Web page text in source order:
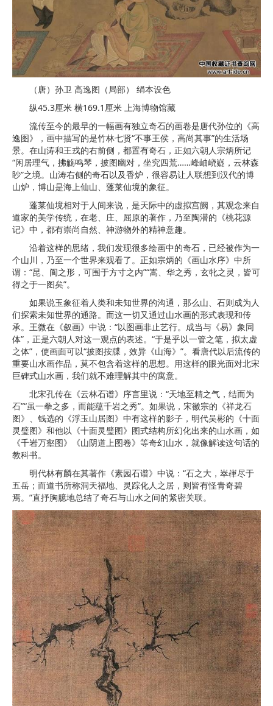
（唐）孙卫 高逸图（局部） 绢本设色
纵45.3厘米 横169.1厘米 上海博物馆藏
流传至今的最早的一幅画有独立奇石的画卷是唐代孙位的《高
逸图》，画中描写的是竹林七贤“不事王侯，高尚其事”的生活场
景。在山涛和王戎的右前侧，都置有奇石，正如六朝人宗炳所记
“闲居理气，拂觞鸣琴，披图幽对，坐究四荒……峰岫峣嶷，云林森
眇”之境。山涛右侧的奇石以及香炉，很容易让人联想到汉代的博
山炉，博山是海上仙山、蓬莱仙境的象征。
蓬莱仙境相对于人间来说，是天际中的虚拟宫阙，其观念来自
道家的美学传统，在老、庄、屈原的著作，乃至陶潜的《桃花源
记》中，都有崇尚自然、神游物外的精神意趣。
沿着这样的思绪，我们发现很多绘画中的奇石，已经被作为一
个山川，乃至一个世界来观看了。正如宗炳的《画山水序》中所
谓：“昆、阆之形，可围于方寸之内”“嵩、华之秀，玄牝之灵，皆可
得之于一图矣”。
如果说玉象征着人类和未知世界的沟通，那么山、石则成为人
们探索未知世界的通路。而这一切又通过山水画的形式表现和传
承。王微在《叙画》中说：“以图画非止艺行。成当与《易》象同
体”，正是六朝人对这一观点的表述。“于是乎以一管之笔，拟太虚
之体”，使画面可以“披图按牒，效异《山海》”。看唐代以后流传的
重要山水画作品，莫不包含着这样的思想。用这样的眼光面对北宋
巨碑式山水画，我们就不难理解其中的寓意。
北宋孔传在《云林石谱》序言里说：“天地至精之气，结而为
石”“虽一拳之多，而能蕴千岩之秀”。如果说，宋徽宗的《祥龙石
图》、钱选的《浮玉山居图》中有这样的影子，明代吴彬的《十面
灵璧图》和他以《十面灵璧图》图式结构所幻化出来的山水画，如
《千岩万壑图》《山阴道上图卷》等奇幻山水，就像解读这句话的
教科书。
明代林有麟在其著作《素园石谱》中说：“石之大，崒嵂尽于
五岳；而道书所称洞天福地、灵踪化人之居，则皆有怪青奇碧
焉。”直抒胸臆地总结了奇石与山水之间的紧密关联。